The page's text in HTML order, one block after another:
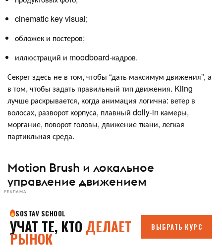
cinematic key visual;
обложек и постеров;
иллюстраций и moodboard-кадров.
Секрет здесь не в том, чтобы “дать максимум движения”, а
в том, чтобы задать правильный тип движения. Kling
лучше раскрывается, когда анимация логична: ветер в
волосах, разворот корпуса, плавный dolly-in камеры,
моргание, поворот головы, движение ткани, легкая
партикльная среда.
Motion Brush и локальное
управление движением
РЕКЛАМА